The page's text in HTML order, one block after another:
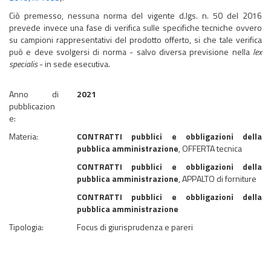
Ciò premesso, nessuna norma del vigente d.lgs. n. 50 del 2016
prevede invece una fase di verifica sulle specifiche tecniche ovvero
su campioni rappresentativi del prodotto offerto, si che tale verifica
può e deve svolgersi di norma - salvo diversa previsione nella lex
specialis- in sede esecutiva. ​​​​​​​
Anno di
pubblicazion
e:
2021
Materia:
CONTRATTI pubblici e obbligazioni della
pubblica amministrazione, OFFERTA tecnica
CONTRATTI pubblici e obbligazioni della
pubblica amministrazione, APPALTO di forniture
CONTRATTI pubblici e obbligazioni della
pubblica amministrazione
Tipologia:
Focus di giurisprudenza e pareri